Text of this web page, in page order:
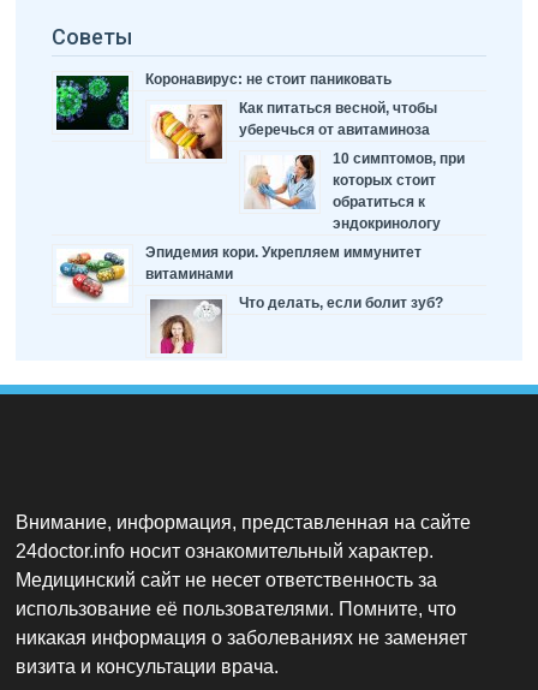
Советы
Коронавирус: не стоит паниковать
Как питаться весной, чтобы
уберечься от авитаминоза
10 симптомов, при
которых стоит
обратиться к
эндокринологу
Эпидемия кори. Укрепляем иммунитет
витаминами
Что делать, если болит зуб?
Внимание, информация, представленная на сайте
24doctor.info носит ознакомительный характер.
Медицинский сайт не несет ответственность за
использование её пользователями. Помните, что
никакая информация о заболеваниях не заменяет
визита и консультации врача.